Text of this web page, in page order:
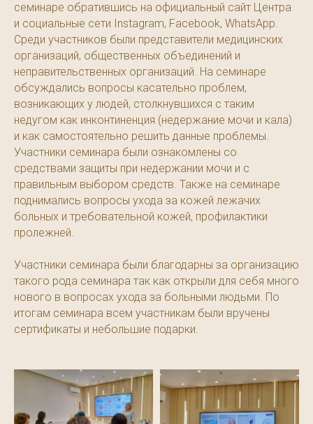
семинаре обратившись на официальный сайт Центра
и социальные сети Instagram, Facebook, WhatsApp.
Среди участников были представители медицинских
организаций, общественных объединений и
неправительственных организаций. На семинаре
обсуждались вопросы касательно проблем,
возникающих у людей, столкнувшихся с таким
недугом как инконтиненция (недержание мочи и кала)
и как самостоятельно решить данные проблемы.
Участники семинара были ознакомлены со
средствами защиты при недержании мочи и с
правильным выбором средств. Также на семинаре
поднимались вопросы ухода за кожей лежачих
больных и требовательной кожей, профилактики
пролежней.
Участники семинара были благодарны за организацию
такого рода семинара так как открыли для себя много
нового в вопросах ухода за больными людьми. По
итогам семинара всем участникам были вручены
сертификаты и небольшие подарки.